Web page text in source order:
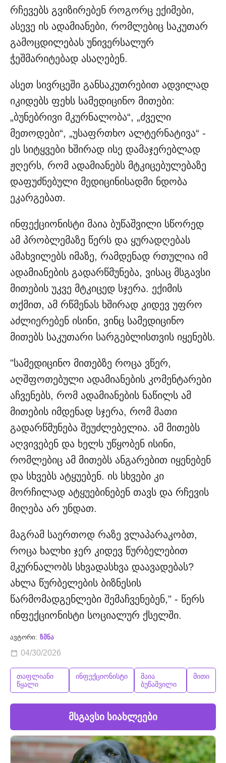
რჩევებს გვიზირებენ როგორც ექიმები,
ასევე ის ადამიანები, რომლებიც საკუთარ
გამოცდილებას უნივერსალურ
ჭეშმარიტებად ასაღებენ.
ასეთ სივრცეში განსაკუთრებით ადვილად
იკიდებს ფეხს სამედიცინო მითები:
„ბუნებრივი მკურნალობა“, „ძველი
მეთოდები“, „უსაფრთხო ალტერნატივა“ -
ეს სიტყვები ხშირად ისე დამაჯერებლად
ჟღერს, რომ ადამიანებს მტკიცებულებაზე
დაფუძნებული მედიცინისადმი ნდობა
ეკარგებათ.
ინფექციონისტი მაია ბუწაშვილი სწორედ
ამ პრობლემაზე წერს და ყურადღებას
ამახვილებს იმაზე, რამდენად რთულია იმ
ადამიანების გადარწმუნება, ვისაც მსგავსი
მითების უკვე მტკიცედ სჯერა. ექიმის
თქმით, ამ რწმენას ხშირად კიდევ უფრო
აძლიერებენ ისინი, ვინც სამედიცინო
მითებს საკუთარი სარგებლისთვის იყენებს.
"სამედიცინო მითებზე როცა ვწერ,
აღშფოთებული ადამიანების კომენტარები
აჩვენებს, რომ ადამიანების ნაწილს ამ
მითების იმდენად სჯერა, რომ მათი
გადარწმუნება შეუძლებელია. ამ მითებს
აღვივებენ და ხელს უწყობენ ისინი,
რომლებიც ამ მითებს ანგარებით იყენებენ
და სხვებს ატყუებენ. ის სხვები კი
მორჩილად ატყუებინებენ თავს და რჩევის
მიღება არ უნდათ.
მაგრამ საერთოდ რაზე ვლაპარაკობთ,
როცა ხალხი ჯერ კიდევ წურბელებით
მკურნალობს სხვადასხვა დაავადებას?
ახლა წურბელების ბიზნესის
წარმომადგენლები შემაჩვენებენ," - წერს
ინფექციონისტი სოციალურ ქსელში.
ავტორი: ზმნა
04/30/2026
თაფლიანი
წყალი
ინფექციონისტი
მაია
ბუწაშვილი
მითი
მსგავსი სიახლეები